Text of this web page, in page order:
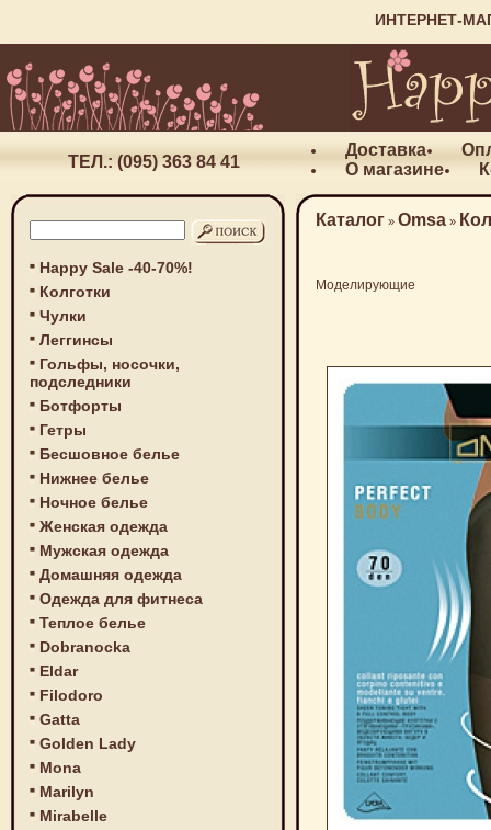
ИНТЕРНЕТ-
ТЕЛ.: (095) 363 84 41
Доставка
О магазине
Happy Sale -40-70%!
Колготки
Чулки
Леггинсы
Гольфы, носочки,
подследники
Ботфорты
Гетры
Бесшовное белье
Нижнее белье
Ночное белье
Женская одежда
Мужская одежда
Домашняя одежда
Одежда для фитнеса
Теплое белье
Dobranocka
Eldar
Filodoro
Gatta
Golden Lady
Mona
Marilyn
Mirabelle
Каталог » Omsa »
Моделирующие